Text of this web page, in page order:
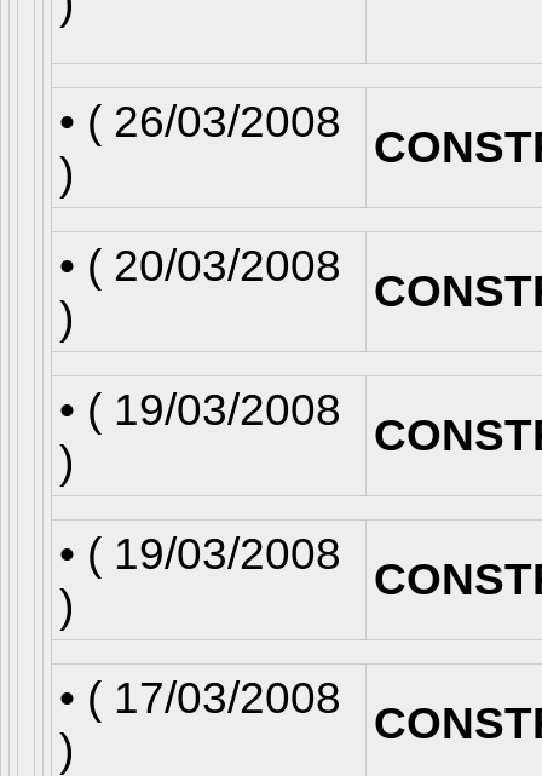
• ( 26/03/2008
)
• ( 20/03/2008
)
• ( 19/03/2008
)
• ( 19/03/2008
)
• ( 17/03/2008
)